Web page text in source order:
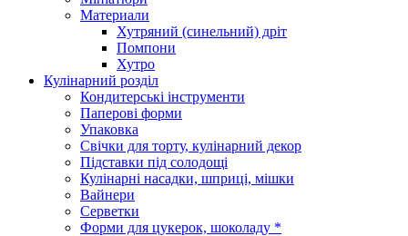
Материали
Хутряний (синельний) дріт
Помпони
Хутро
Кулінарний розділ
Кондитерські інструменти
Паперові форми
Упаковка
Свічки для торту, кулінарний декор
Підставки під солодощі
Кулінарні насадки, шприці, мішки
Вайнери
Серветки
Форми для цукерок, шоколаду *